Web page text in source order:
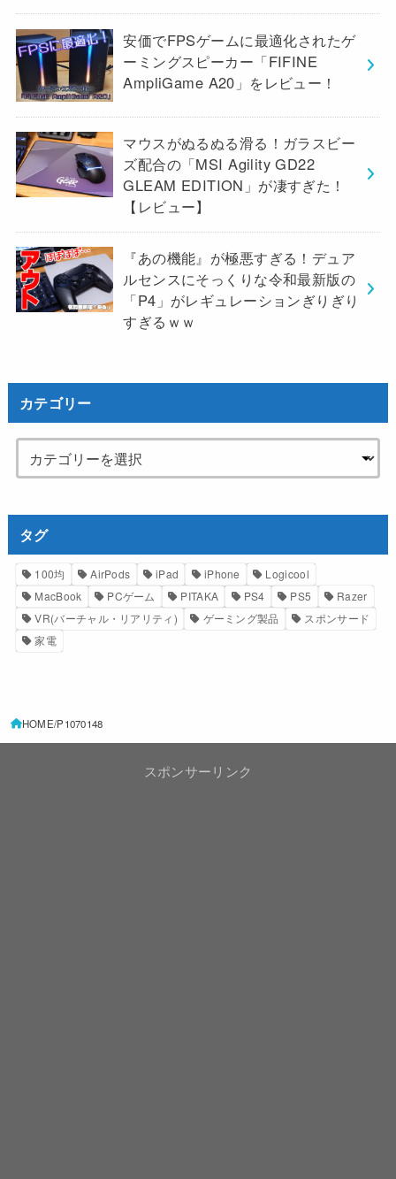
安価でFPSゲームに最適化されたゲ
ーミングスピーカー「FIFINE
AmpliGame A20」をレビュー！
マウスがぬるぬる滑る！ガラスビー
ズ配合の「MSI Agility GD22
GLEAM EDITION」が凄すぎた！
【レビュー】
『あの機能』が極悪すぎる！デュア
ルセンスにそっくりな令和最新版の
「P4」がレギュレーションぎりぎり
すぎるｗｗ
カテゴリー
タグ
100均 AirPods iPad iPhone
Logicool
MacBook
PCゲーム PITAKA PS4 PS5
Razer
VR(バーチャル・リアリティ)
ゲーミング製品
スポンサード
家電
HOME P1070148
スポンサーリンク